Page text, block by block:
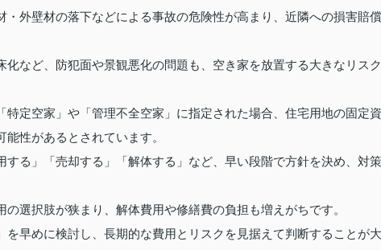
外壁材の落下などによる事故の危険性が高まり、近隣への損害賠償
など、防犯面や景観悪化の問題も、空き家を放置する大きなリスク
定空家」や「管理不全空家」に指定された場合、住宅用地の固定資
性があるとされています。
る」「売却する」「解体する」など、早い段階で方針を決め、対策
選択肢が狭まり、解体費用や修繕費の負担も増えがちです。
早めに検討し、長期的な費用とリスクを見据えて判断することが大